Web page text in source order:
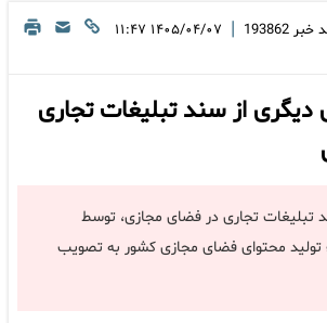
خبر 193862
| ۱۴۰۵/۰۴/۰۷ ۱۱:۴۷
از سند تبلیغات تجاری
تبلیغات تجاری در فضای مجازی، توسط
تولید محتوای فضای مجازی کشور به تصویب